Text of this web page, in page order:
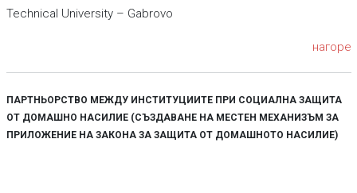
Technical University – Gabrovo
нагоре
ПАРТНЬОРСТВО МЕЖДУ ИНСТИТУЦИИТЕ ПРИ СОЦИАЛНА ЗАЩИТА
ОТ ДОМАШНО НАСИЛИЕ (СЪЗДАВАНЕ НА МЕСТЕН МЕХАНИЗЪМ ЗА
ПРИЛОЖЕНИЕ НА ЗАКОНА ЗА ЗАЩИТА ОТ ДОМАШНОТО НАСИЛИЕ)